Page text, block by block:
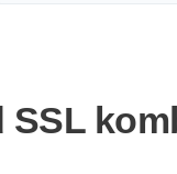
SSL